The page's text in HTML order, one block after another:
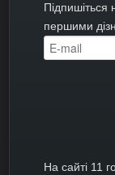
Підпишіться
першими
На сайті 11